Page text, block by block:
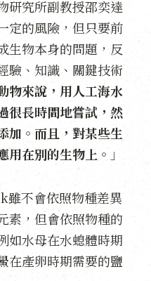
研究所副教授邵奕達
定的風險，但只要前
生物本身的問題，反
驗、知識、關鍵技術
物來說，用人工海水
很長時間地嘗試，然
加。而且，對某些生
用在別的生物上。 」
雖不會依照物種差異
素，但會依照物種的
如水母在水螅體時期
在產卵時期需要的鹽